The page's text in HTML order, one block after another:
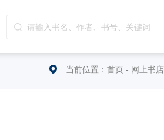
当前位置： 首页 - 网上书店